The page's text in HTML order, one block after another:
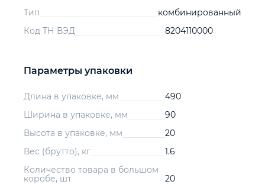
Тип
комбинированный
Код ТН ВЭД
8204110000
Параметры упаковки
Длина в упаковке, мм
490
Ширина в упаковке, мм
90
Высота в упаковке, мм
20
Вес (брутто), кг
1.6
Количество товара в большом
коробе, шт
20